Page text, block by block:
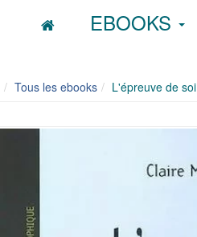
EBOOKS
Tous les ebooks L'épreuve de soi